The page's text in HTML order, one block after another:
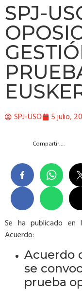
SPJ-
SPJ-USO 5 julio,
Compartir….
Se ha publicado en
Acuerdo:
Acuerdo
se
prueba